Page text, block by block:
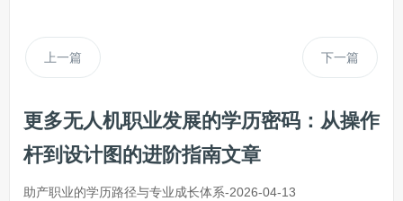
上一篇 下一篇
更多无人机职业发展的学历密码：从操作
杆到设计图的进阶指南文章
助产职业的学历路径与专业成长体系-2026-04-13